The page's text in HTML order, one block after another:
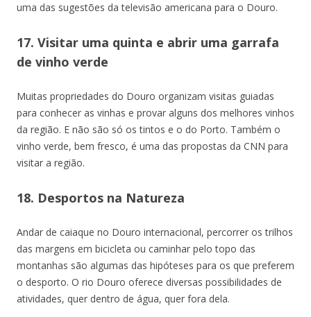
uma das sugestões da televisão americana para o Douro.
17. Visitar uma quinta e abrir uma garrafa
de vinho verde
Muitas propriedades do Douro organizam visitas guiadas
para conhecer as vinhas e provar alguns dos melhores vinhos
da região. E não são só os tintos e o do Porto. Também o
vinho verde, bem fresco, é uma das propostas da CNN para
visitar a região.
18. Desportos na Natureza
Andar de caiaque no Douro internacional, percorrer os trilhos
das margens em bicicleta ou caminhar pelo topo das
montanhas são algumas das hipóteses para os que preferem
o desporto. O rio Douro oferece diversas possibilidades de
atividades, quer dentro de água, quer fora dela.